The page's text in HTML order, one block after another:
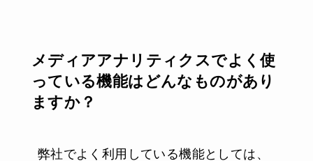
メディアアナリティクスでよく使
っている機能はどんなものがあり
ますか？
弊社でよく利用している機能としては、